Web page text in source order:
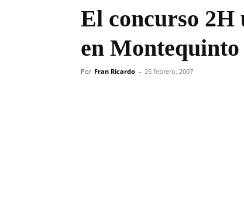
El concurso 2H
en Montequinto
Por Fran Ricardo - 25 febrero, 2007